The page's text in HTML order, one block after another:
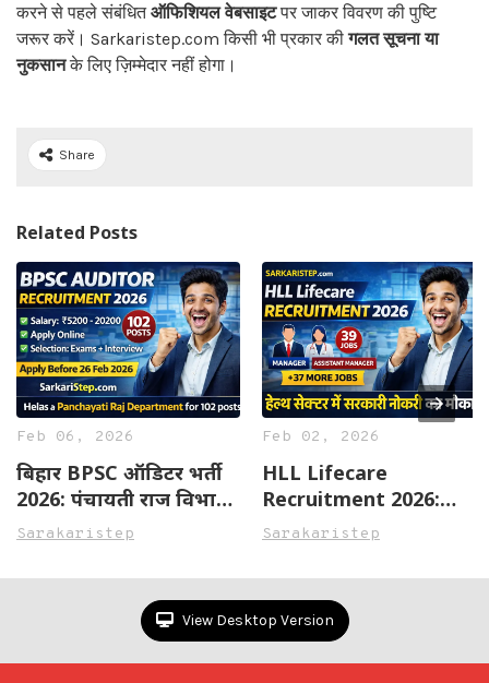
करने से पहले संबंधितऑफिशियल वेबसाइटपर जाकर विवरण की पुष्टि
जरूर करें। Sarkaristep.com किसी भी प्रकार कीगलत सूचना या
नुकसानके लिए ज़िम्मेदार नहीं होगा।
Share
Related Posts
Feb 06, 2026
बिहार BPSC ऑडिटर भर्ती
2026: पंचायती राज विभाग
में 102 पदों पर भर्ती
Sarakaristep
Feb 02, 2026
HLL Lifecare
Recruitment 2026:
मैनेजर, असिस्टेंट मैनेजर
जानकारी हिंदी में
Sarakaristep
View Desktop Version